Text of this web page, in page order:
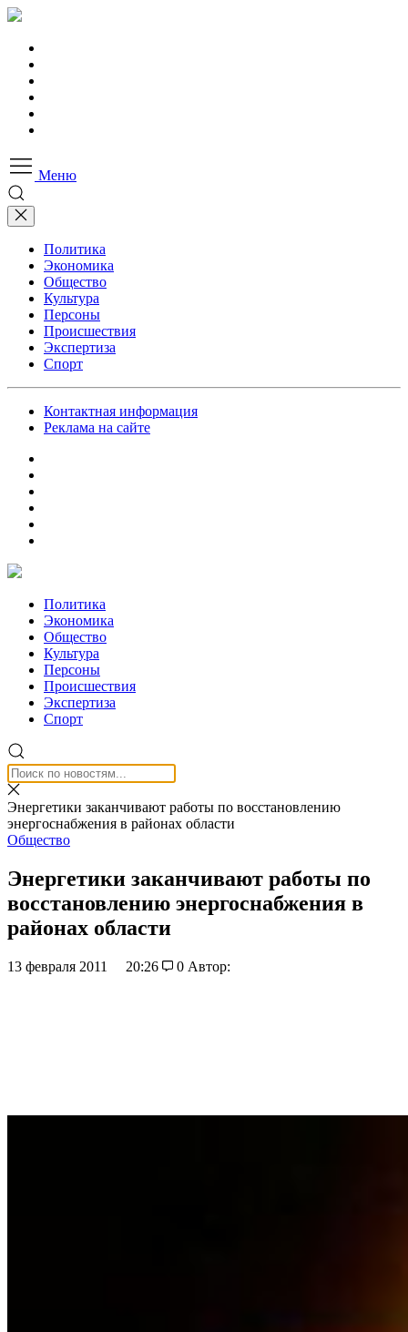
Меню
Политика
Экономика
Общество
Культура
Персоны
Происшествия
Экспертиза
Спорт
Контактная информация
Реклама на сайте
Политика
Экономика
Общество
Культура
Персоны
Происшествия
Экспертиза
Спорт
Энергетики заканчивают работы по восстановлению
энергоснабжения в районах области
Общество
Энергетики заканчивают работы по
восстановлению энергоснабжения в
районах области
13 февраля 2011 20:26 0 Автор: